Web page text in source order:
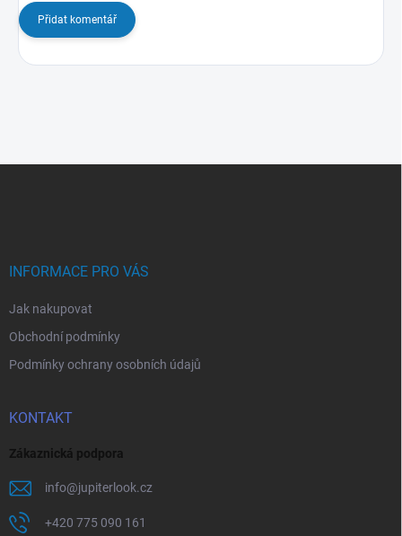
Přidat komentář
INFORMACE PRO VÁS
Jak nakupovat
Obchodní podmínky
Podmínky ochrany osobních údajů
KONTAKT
Zákaznická podpora
info@jupiterlook.cz
+420 775 090 161